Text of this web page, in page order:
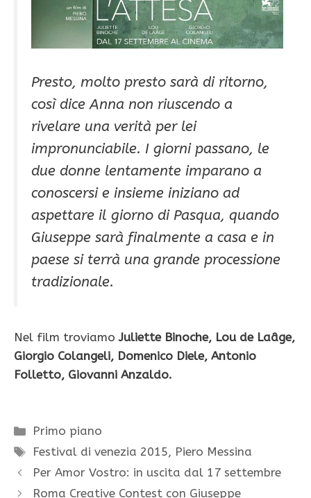
Presto, molto presto sarà di ritorno,
così dice Anna non riuscendo a
rivelare una verità per lei
impronunciabile. I giorni passano, le
due donne lentamente imparano a
conoscersi e insieme iniziano ad
aspettare il giorno di Pasqua, quando
Giuseppe sarà finalmente a casa e in
paese si terrà una grande processione
tradizionale.
Nel film troviamoJuliette Binoche, Lou de Laâge,
Giorgio Colangeli, Domenico Diele, Antonio
Folletto, Giovanni Anzaldo.
Categorie
Primo piano
Tag
Festival di venezia 2015, Piero Messina
Per Amor Vostro: in uscita dal 17 settembre
Roma Creative Contest con Giuseppe